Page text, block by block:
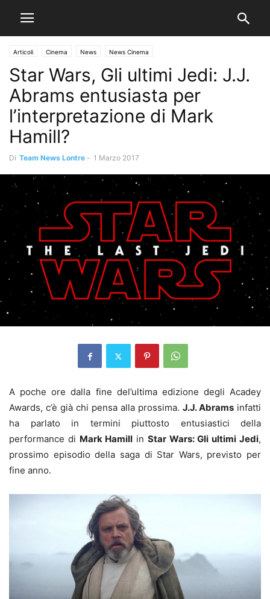
Articoli Cinema News News Cinema
Star Wars, Gli ultimi Jedi: J.J.
Abrams entusiasta per
l’interpretazione di Mark
Hamill?
Di Team News Lontre - 1 Marzo 2017
A poche ore dalla fine del’ultima edizione degli Acadey
Awards, c’è già chi pensa alla prossima. J.J. Abrams infatti
ha parlato in termini piuttosto entusiastici della
performance di Mark Hamill in Star Wars: Gli ultimi Jedi,
prossimo episodio della saga di Star Wars, previsto per
fine anno.